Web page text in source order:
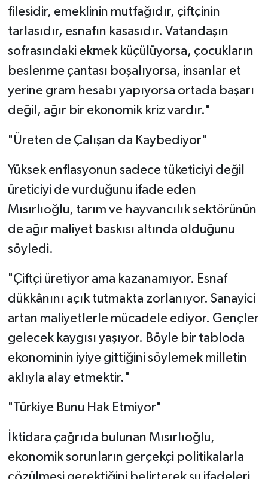
filesidir, emeklinin mutfağıdır, çiftçinin
tarlasıdır, esnafın kasasıdır. Vatandaşın
sofrasındaki ekmek küçülüyorsa, çocukların
beslenme çantası boşalıyorsa, insanlar et
yerine gram hesabı yapıyorsa ortada başarı
değil, ağır bir ekonomik kriz vardır."
"Üreten de Çalışan da Kaybediyor"
Yüksek enflasyonun sadece tüketiciyi değil
üreticiyi de vurduğunu ifade eden
Mısırlıoğlu, tarım ve hayvancılık sektörünün
de ağır maliyet baskısı altında olduğunu
söyledi.
"Çiftçi üretiyor ama kazanamıyor. Esnaf
dükkânını açık tutmakta zorlanıyor. Sanayici
artan maliyetlerle mücadele ediyor. Gençler
gelecek kaygısı yaşıyor. Böyle bir tabloda
ekonominin iyiye gittiğini söylemek milletin
aklıyla alay etmektir."
"Türkiye Bunu Hak Etmiyor"
İktidara çağrıda bulunan Mısırlıoğlu,
ekonomik sorunların gerçekçi politikalarla